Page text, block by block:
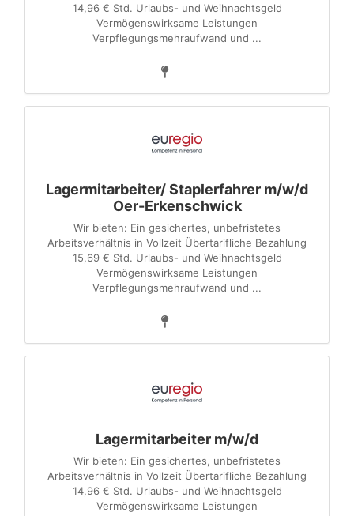
14,96 € Std. Urlaubs- und Weihnachtsgeld
Vermögenswirksame Leistungen
Verpflegungsmehraufwand und ...
Lagermitarbeiter/ Staplerfahrer m/w/d
Oer-Erkenschwick
Wir bieten: Ein gesichertes, unbefristetes
Arbeitsverhältnis in Vollzeit Übertarifliche Bezahlung
15,69 € Std. Urlaubs- und Weihnachtsgeld
Vermögenswirksame Leistungen
Verpflegungsmehraufwand und ...
Lagermitarbeiter m/w/d
Wir bieten: Ein gesichertes, unbefristetes
Arbeitsverhältnis in Vollzeit Übertarifliche Bezahlung
14,96 € Std. Urlaubs- und Weihnachtsgeld
Vermögenswirksame Leistungen